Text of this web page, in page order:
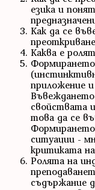
езика и
Как да се
Каква е
приложение
свойствата
това да се
ситуации -
критиката
Ролята на
съдържание